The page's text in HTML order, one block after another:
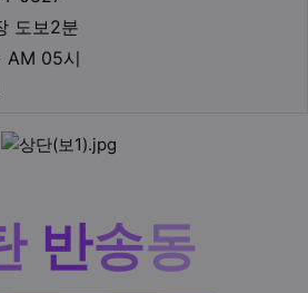
도보2분
AM 05시
반송동